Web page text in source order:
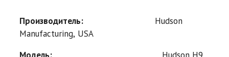
Производитель: Hudson
Manufacturing, USA